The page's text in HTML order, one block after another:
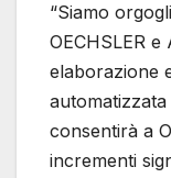
“Siamo
OECHSLER
elaborazione
consentirà a
incrementi